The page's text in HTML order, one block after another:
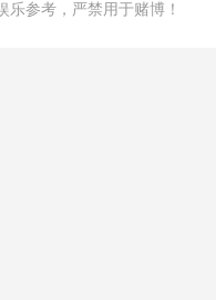
乐参考，严禁用于赌博！